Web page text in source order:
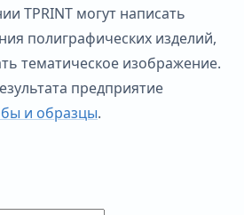
TPRINT могут написать
полиграфических изделий,
тематическое изображение.
предприятие
и образцы.